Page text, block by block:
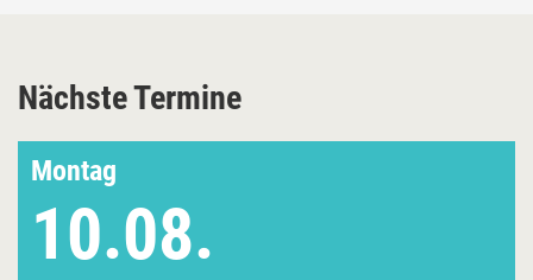
Nächste Termine
Montag
10.08.